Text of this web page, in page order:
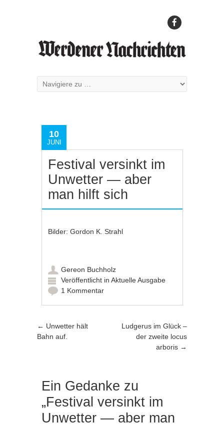
10
JUNI
Festival versinkt im
Unwetter — aber
man hilft sich
Bilder: Gordon K. Strahl
Gereon Buchholz
Veröffentlicht inAktuelle Ausgabe
1 Kommentar
Artikel-Navigation
← Unwetter hält
Bahn auf.
Ludgerus im Glück –
der zweite locus
arboris →
Ein Gedanke zu
„Festival versinkt im
Unwetter — aber man